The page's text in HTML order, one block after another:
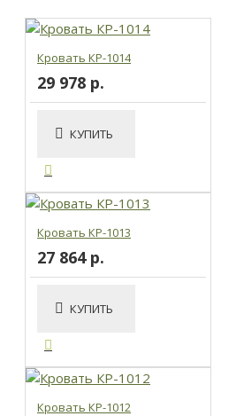
Кровать КР-1014
29 978 р.
КУПИТЬ
Кровать КР-1013
27 864 р.
КУПИТЬ
Кровать КР-1012